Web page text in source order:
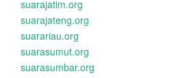
suarajatim.org
suarajateng.org
suarariau.org
suarasumut.org
suarasumbar.org